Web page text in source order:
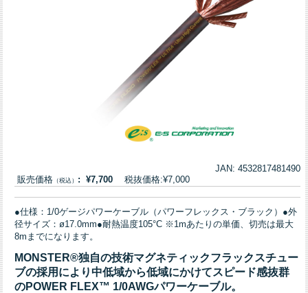
JAN: 4532817481490
販売価格 （税込） : ¥7,700 税抜価格:¥7,000
●仕様：1/0ゲージパワーケーブル（パワーフレックス・ブラック）●外
径サイズ：ø17.0mm●耐熱温度105°C ※1mあたりの単価、切売は最大
8mまでになります。
MONSTER®独自の技術マグネティックフラックスチュー
ブの採用により中低域から低域にかけてスピード感抜群
のPOWER FLEX™ 1/0AWGパワーケーブル。